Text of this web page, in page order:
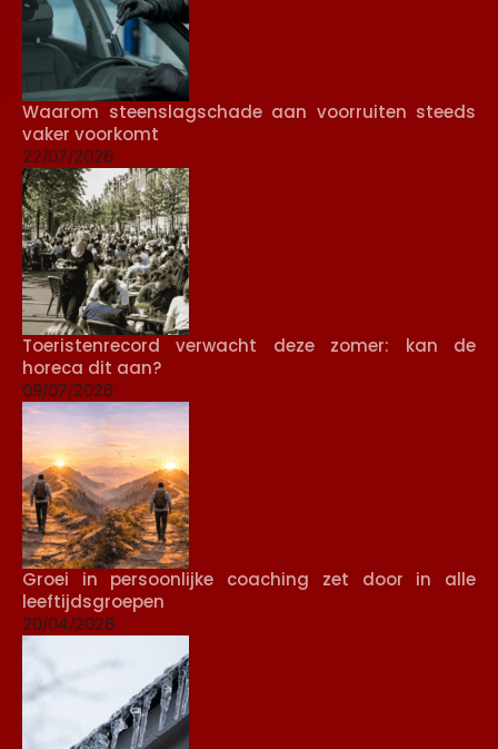
Waarom steenslagschade aan voorruiten steeds
vaker voorkomt
22/07/2026
Toeristenrecord verwacht deze zomer: kan de
horeca dit aan?
09/07/2026
Groei in persoonlijke coaching zet door in alle
leeftijdsgroepen
20/04/2026